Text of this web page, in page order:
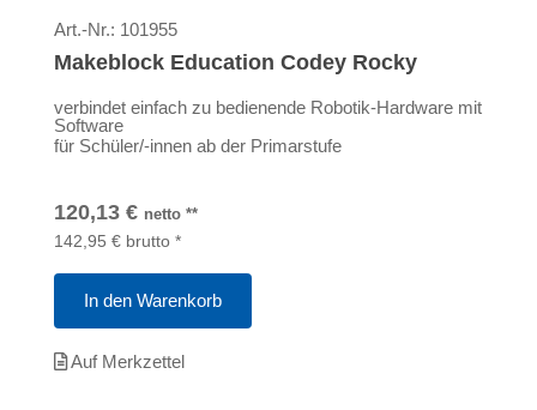
Art.-Nr.: 101955
Makeblock Education Codey Rocky
verbindet einfach zu bedienende Robotik-Hardware mit
Software
für Schüler/-innen ab der Primarstufe
120,13 € netto **
142,95 € brutto *
In den Warenkorb
Auf Merkzettel